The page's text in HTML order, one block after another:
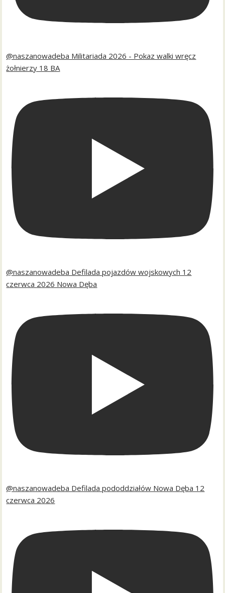
@naszanowadeba Militariada 2026 - Pokaz walki wręcz
żołnierzy 18 BA
@naszanowadeba Defilada pojazdów wojskowych 12
czerwca 2026 Nowa Dęba
@naszanowadeba Defilada pododdziałów Nowa Dęba 12
czerwca 2026